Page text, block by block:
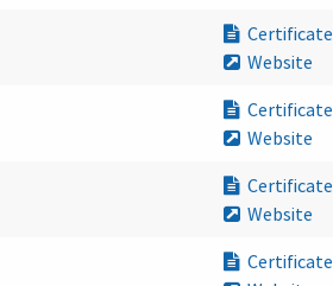
Certificate
Website
Certificate
Website
Certificate
Website
Certificate